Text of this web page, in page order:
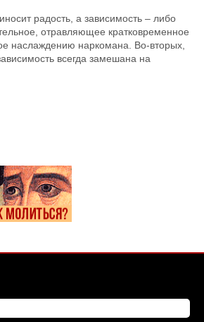
радость, а зависимость – либо
отравляющее кратковременное
наслаждению наркомана. Во-вторых,
всегда замешана на